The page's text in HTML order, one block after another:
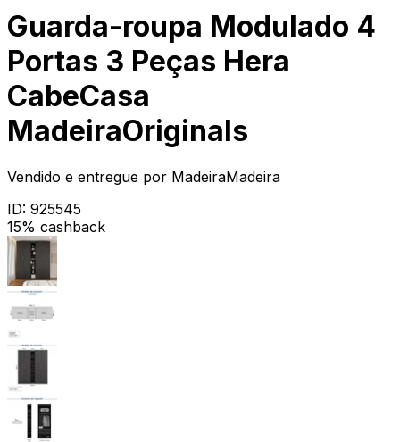
Guarda-roupa Modulado 4
Portas 3 Peças Hera
CabeCasa
MadeiraOriginals
Vendido e entregue por MadeiraMadeira
ID: 925545
15% cashback